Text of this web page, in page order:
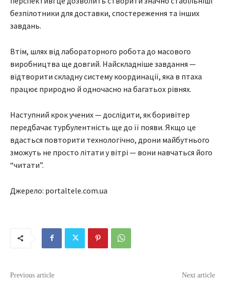
безпілотники для доставки, спостереження та інших
завдань.
Втім, шлях від лабораторного робота до масового
виробництва ще довгий. Найскладніше завдання —
відтворити складну систему координації, яка в птаха
працює природно й одночасно на багатьох рівнях.
Наступний крок учених — дослідити, як боривітер
передбачає турбулентність ще до її появи. Якщо це
вдасться повторити технологічно, дрони майбутнього
зможуть не просто літати у вітрі — вони навчаться його
“читати”.
Джерело: portaltele.com.ua
Previous article Next article